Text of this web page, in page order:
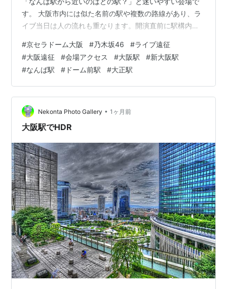
す。 大阪市内には似た名前の駅や複数の路線があり、ラ
イブ当日は人の流れも重なります。開演直前に駅構内や
ん。 特に新幹線・飛行機で遠征する場合は、会場までの
行き方だけでなく、ホテルへ荷物を預ける時間、終演後
にどの駅から帰るかまで先に考えておくことが大切で
す。 この記事では、京セラドーム大阪の主な最寄り駅、
大阪駅・新大阪駅・なんば駅から向かう場合の考え方、
遠方から参加する人が失敗しにくい準備をまとめます。
…
#京セラドーム大阪 #乃木坂46 #ライブ遠征
#大阪遠征 #会場アクセス #大阪駅 #新大阪駅
#なんば駅 # ドーム前駅 #大正駅
Nekonta Photo Gallery • 1ヶ月前
大阪駅でHDR